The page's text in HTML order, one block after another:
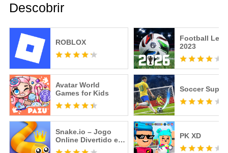
Descobrir
ROBLOX
Football
2023
Avatar World
Games for Kids
Soccer Super
Snake.io – Jogo
Online Divertido e
Viciante
PK XD